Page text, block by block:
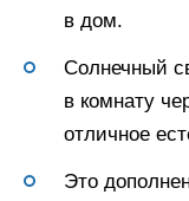
в дом.
Солнечный
в комнату
отличное
Это